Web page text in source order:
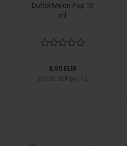
Duftöl Melon Pop 10
ml
8,95 EUR
895,00 EUR pro 1 L